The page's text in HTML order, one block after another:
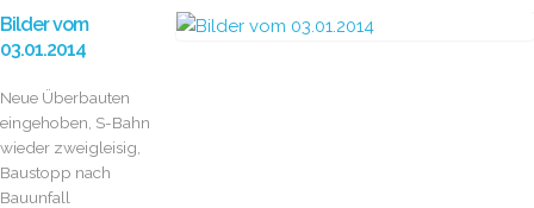
Bilder vom
03.01.2014
Neue Überbauten
eingehoben, S-Bahn
wieder zweigleisig,
Baustopp nach
Bauunfall